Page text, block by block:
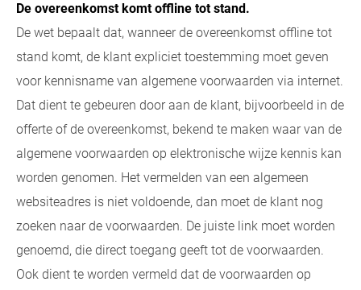
De overeenkomst komt offline tot stand.
De wet bepaalt dat, wanneer de overeenkomst offline tot
stand komt, de klant expliciet toestemming moet geven
voor kennisname van algemene voorwaarden via internet.
Dat dient te gebeuren door aan de klant, bijvoorbeeld in de
offerte of de overeenkomst, bekend te maken waar van de
algemene voorwaarden op elektronische wijze kennis kan
worden genomen. Het vermelden van een algemeen
websiteadres is niet voldoende, dan moet de klant nog
zoeken naar de voorwaarden. De juiste link moet worden
genoemd, die direct toegang geeft tot de voorwaarden.
Ook dient te worden vermeld dat de voorwaarden op